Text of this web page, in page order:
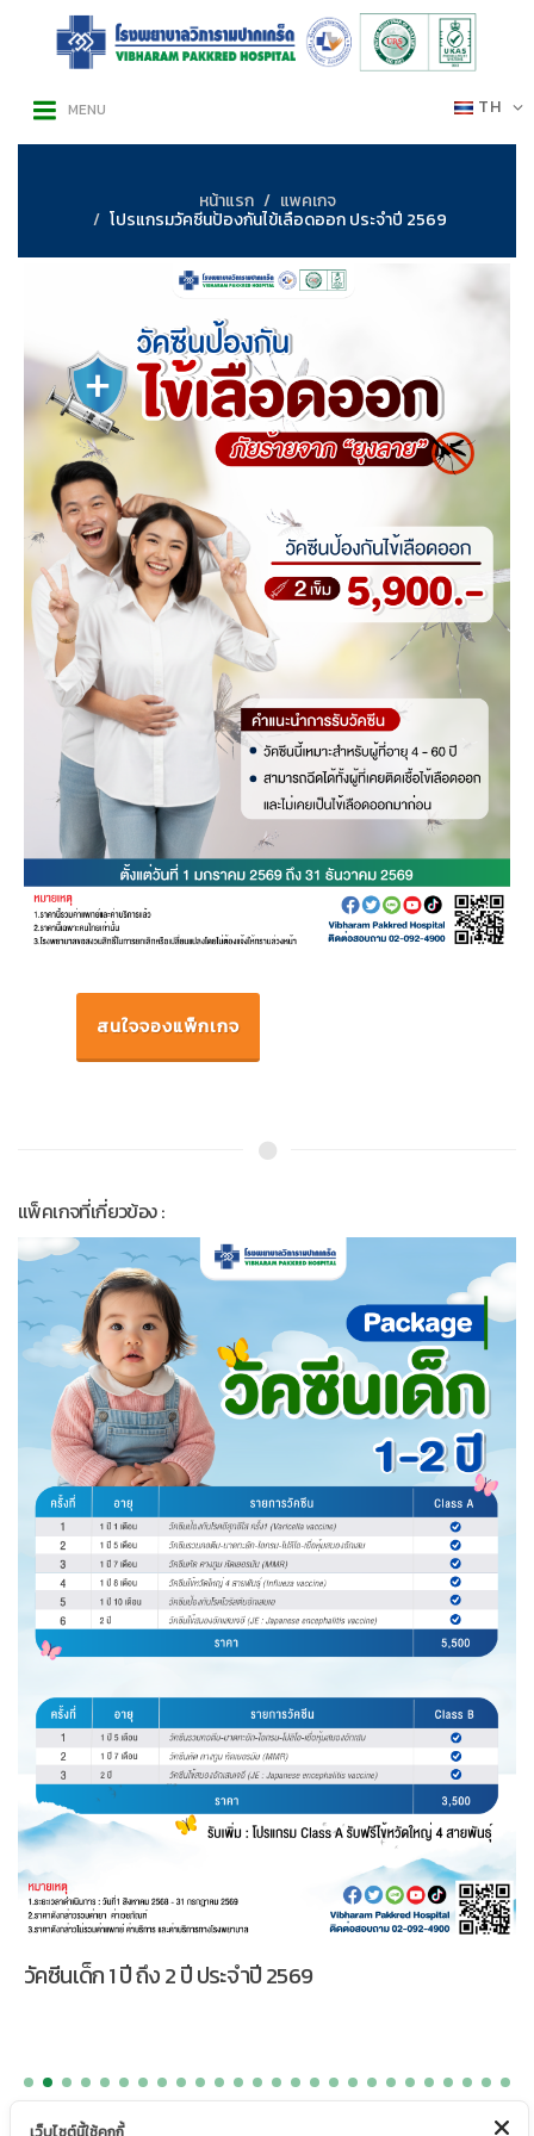
TH
MENU
หน้าแรก แพคเกจ
โปรแกรมวัคซีนป้องกันไข้เลือดออก ประจำปี 2569
สนใจจองแพ็กเกจ
แพ็คเกจที่เกี่ยวข้อง :
วัคซีนเด็ก 1 ปี ถึง 2 ปี ประจำปี 2569